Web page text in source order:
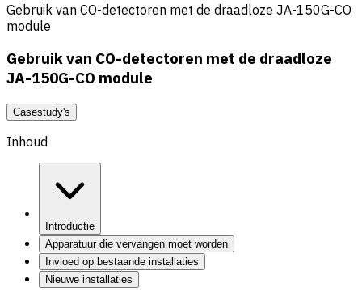
Gebruik van CO-detectoren met de draadloze JA-150G-CO
module
Gebruik van CO-detectoren met de draadloze
JA-150G-CO module
Casestudy's
Inhoud
Introductie
Apparatuur die vervangen moet worden
Invloed op bestaande installaties
Nieuwe installaties